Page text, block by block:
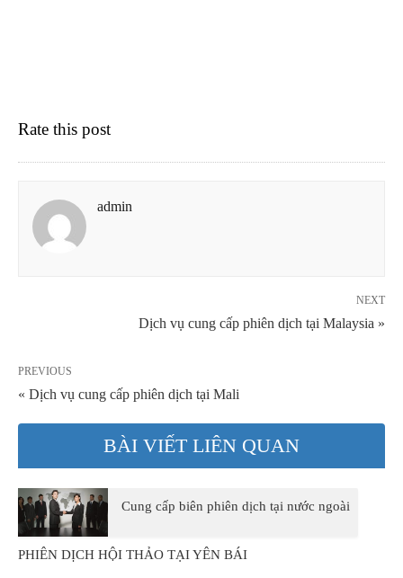
Rate this post
admin
NEXT
Dịch vụ cung cấp phiên dịch tại Malaysia »
PREVIOUS
« Dịch vụ cung cấp phiên dịch tại Mali
BÀI VIẾT LIÊN QUAN
Cung cấp biên phiên dịch tại nước ngoài
PHIÊN DỊCH HỘI THẢO TẠI YÊN BÁI